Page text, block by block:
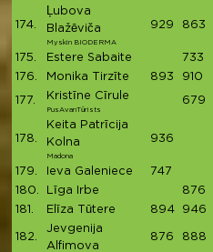
174.
Ļubova
Blažēviča
Myskin BIODERMA
929 863
175. Estere Sabaite 733
176.
Monika Tirzīte 893 910
177. Kristīne Cīrule
PusAvanTūrists
679
178.
Keita Patrīcija
Kolna
Madona
936
179. Ieva Galeniece 747
180.
Līga Irbe 876
181.
Elīza Tūtere 894 946
182.
Jevgenija
Alfimova
876 888